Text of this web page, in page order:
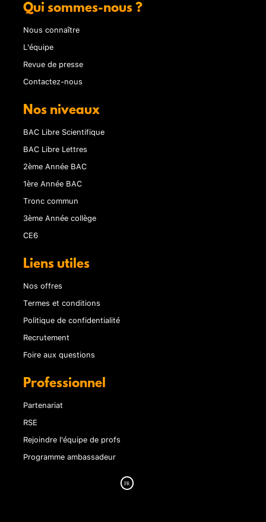
Qui sommes-nous ?
Nous connaître
L'équipe
Revue de presse
Contactez-nous
Nos niveaux
BAC Libre Scientifique
BAC Libre Lettres
2ème Année BAC
1ère Année BAC
Tronc commun
3ème Année collège
CE6
Liens utiles
Nos offres
Termes et conditions
Politique de confidentialité
Recrutement
Foire aux questions
Professionnel
Partenariat
RSE
Rejoindre l'équipe de profs
Programme ambassadeur